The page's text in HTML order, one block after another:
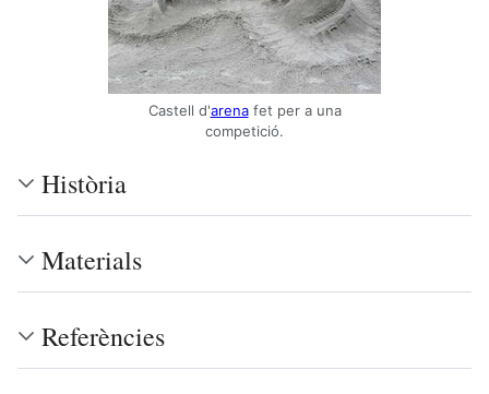
Castell d'arenafet per a una
competició.
Història
Materials
Referències